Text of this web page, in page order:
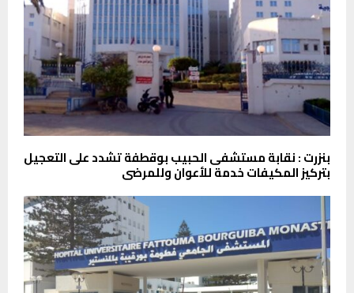
بنزرت : نقابة مستشفى الحبيب بوقطفة تشدد على التعجيل
بتركيز المكيفات خدمة للأعوان وللمرضى